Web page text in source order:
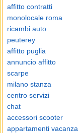
affitto contratti
monolocale roma
ricambi auto
peuterey
affitto puglia
annuncio affitto
scarpe
milano stanza
centro servizi
chat
accessori scooter
appartamenti vacanza